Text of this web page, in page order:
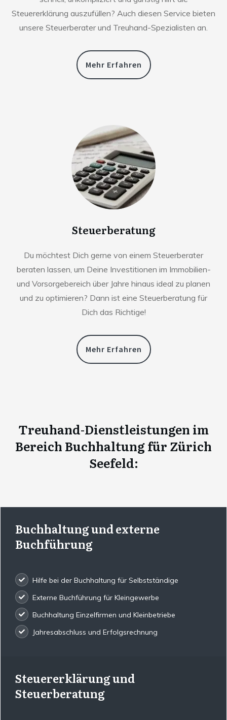
Steuererklärung auszufüllen? Auch diesen Service bieten
unsere Steuerberater und Treuhand-Spezialisten an.
Mehr Erfahren
Steuerberatung
Du möchtest Dich gerne von einem Steuerberater
beraten lassen, um Deine Investitionen im Immobilien-
und Vorsorgebereich über Jahre hinaus ideal zu planen
und zu optimieren? Dann ist eine Steuerberatung für
Dich das Richtige!
Mehr Erfahren
Treuhand-Dienstleistungen im
Bereich Buchhaltung für Zürich
Seefeld:
Buchhaltung und externe
Buchführung
Hilfe bei der Buchhaltung für Selbstständige
Externe Buchführung für Kleingewerbe
Buchhaltung Einzelfirmen und Kleinbetriebe
Jahresabschluss und Erfolgsrechnung
Steuererklärung und
Steuerberatung